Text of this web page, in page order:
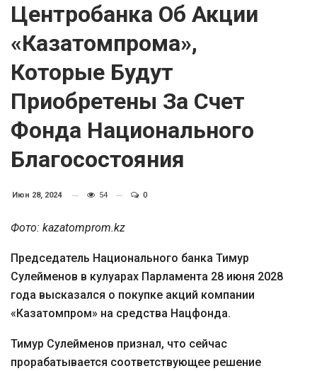
Центробанка Об Акции
«Казатомпрома»,
Которые Будут
Приобретены За Счет
Фонда Национального
Благосостояния
Июн 28, 2024 54 0
Фото: kazatomprom.kz
Председатель Национального банка Тимур
Сулейменов в кулуарах Парламента 28 июня 2028
года высказался о покупке акций компании
«Казатомпром» на средства Нацфонда.
Тимур Сулейменов признал, что сейчас
прорабатывается соответствующее решение